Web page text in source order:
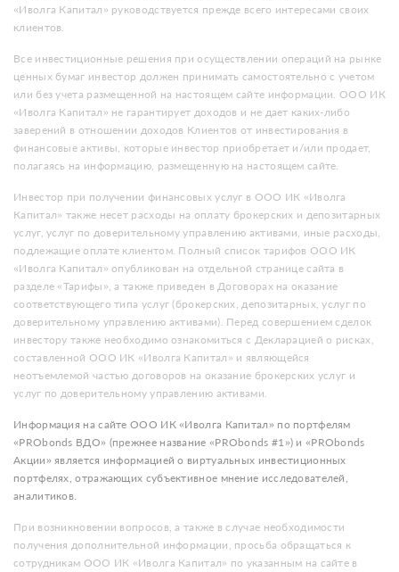
«Иволга Капитал» руководствуется прежде всего интересами своих
клиентов.
Все инвестиционные решения при осуществлении операций на рынке
ценных бумаг инвестор должен принимать самостоятельно с учетом
или без учета размещенной на настоящем сайте информации. ООО ИК
«Иволга Капитал» не гарантирует доходов и не дает каких-либо
заверений в отношении доходов Клиентов от инвестирования в
финансовые активы, которые инвестор приобретает и/или продает,
полагаясь на информацию, размещенную на настоящем сайте.
Инвестор при получении финансовых услуг в ООО ИК «Иволга
Капитал» также несет расходы на оплату брокерских и депозитарных
услуг, услуг по доверительному управлению активами, иные расходы,
подлежащие оплате клиентом. Полный список тарифов ООО ИК
«Иволга Капитал» опубликован на отдельной странице сайта в
разделе «Тарифы», а также приведен в Договорах на оказание
соответствующего типа услуг (брокерских, депозитарных, услуг по
доверительному управлению активами). Перед совершением сделок
инвестору также необходимо ознакомиться с Декларацией о рисках,
составленной ООО ИК «Иволга Капитал» и являющейся
неотъемлемой частью договоров на оказание брокерских услуг и
услуг по доверительному управлению активами.
Информация на сайте ООО ИК «Иволга Капитал» по портфелям
«PRObonds ВДО» (прежнее название «PRObonds #1») и «PRObonds
Акции» является информацией о виртуальных инвестиционных
портфелях, отражающих субъективное мнение исследователей,
аналитиков.
При возникновении вопросов, а также в случае необходимости
получения дополнительной информации, просьба обращаться к
сотрудникам ООО ИК «Иволга Капитал» по указанным на сайте в